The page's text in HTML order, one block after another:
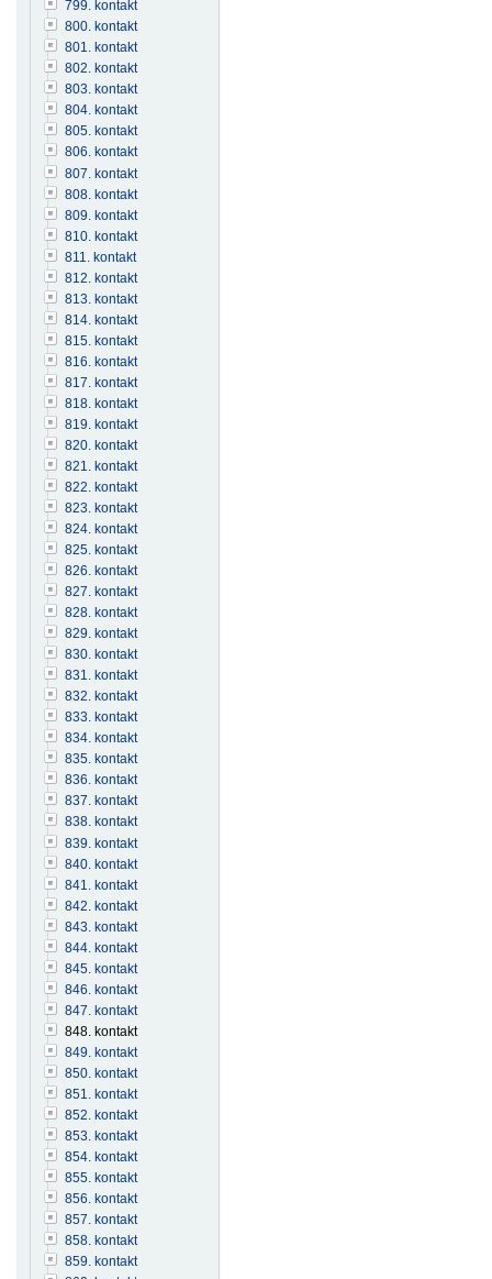
799. kontakt
800. kontakt
801. kontakt
802. kontakt
803. kontakt
804. kontakt
805. kontakt
806. kontakt
807. kontakt
808. kontakt
809. kontakt
810. kontakt
811. kontakt
812. kontakt
813. kontakt
814. kontakt
815. kontakt
816. kontakt
817. kontakt
818. kontakt
819. kontakt
820. kontakt
821. kontakt
822. kontakt
823. kontakt
824. kontakt
825. kontakt
826. kontakt
827. kontakt
828. kontakt
829. kontakt
830. kontakt
831. kontakt
832. kontakt
833. kontakt
834. kontakt
835. kontakt
836. kontakt
837. kontakt
838. kontakt
839. kontakt
840. kontakt
841. kontakt
842. kontakt
843. kontakt
844. kontakt
845. kontakt
846. kontakt
847. kontakt
848. kontakt
849. kontakt
850. kontakt
851. kontakt
852. kontakt
853. kontakt
854. kontakt
855. kontakt
856. kontakt
857. kontakt
858. kontakt
859. kontakt